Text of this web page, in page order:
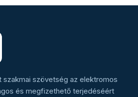
szakmai szövetség az elektromos
és megfizethető terjedéséért